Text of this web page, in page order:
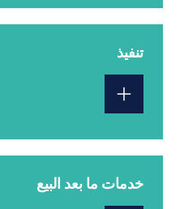
تنفيذ
خدمات ما بعد البيع